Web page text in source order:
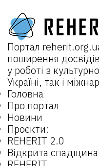
Портал
поширення
у роботі з
Україні, так і
Головна
Про портал
Новини
Проєкти:
REHERIT 2.0
Відкрита спадщина